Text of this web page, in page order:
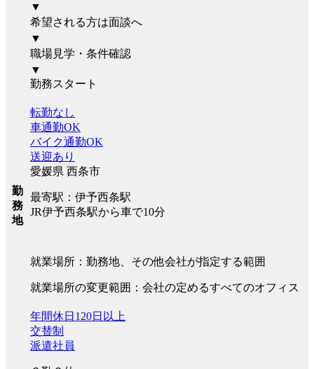
▼
希望される方は面談へ
▼
職場見学・条件確認
▼
勤務スタート
勤
務
地
転勤なし
車通勤OK
バイク通勤OK
送迎あり
愛媛県 西条市
最寄駅：伊予西条駅
JR伊予西条駅から車で10分
就業場所：勤務地、その他会社が指定する範囲
就業場所の変更範囲：会社の定めるすべてのオフィス
年間休日120日以上
交替制
派遣社員